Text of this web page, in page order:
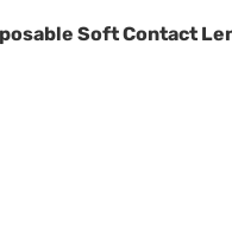
Soft Contact